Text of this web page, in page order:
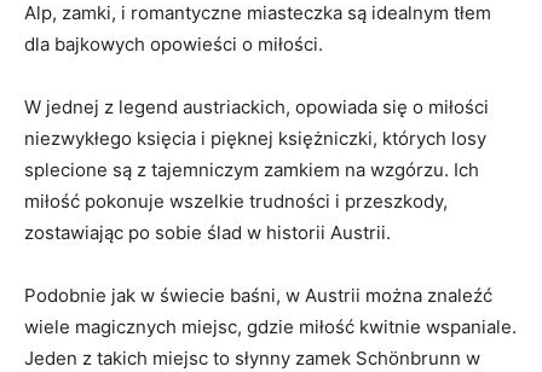
Alp, zamki, i romantyczne miasteczka są idealnym‌ tłem
dla bajkowych opowieści o miłości.
W jednej z legend austriackich, opowiada⁤ się o miłości
niezwykłego księcia ⁤i pięknej księżniczki, których losy
splecione są z tajemniczym zamkiem na wzgórzu. Ich
miłość pokonuje wszelkie trudności i przeszkody,
zostawiając po sobie ślad w historii Austrii.
Podobnie jak w świecie baśni, w Austrii⁢ można znaleźć
wiele magicznych miejsc,‍ gdzie miłość kwitnie wspaniale.
Jeden z takich miejsc⁢ to słynny zamek Schönbrunn w